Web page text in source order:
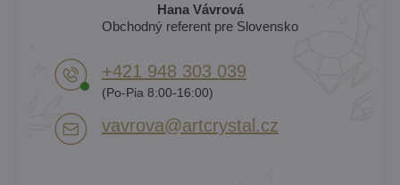
Hana Vávrová
Obchodný referent pre Slovensko
+421 948 303 039
(Po-Pia 8:00-16:00)
vavrova​@artcrystal​.cz